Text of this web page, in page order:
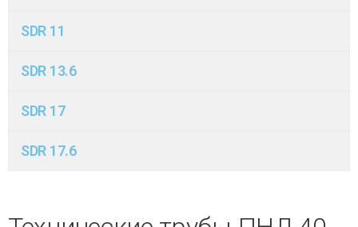
SDR 11
SDR 13.6
SDR 17
SDR 17.6